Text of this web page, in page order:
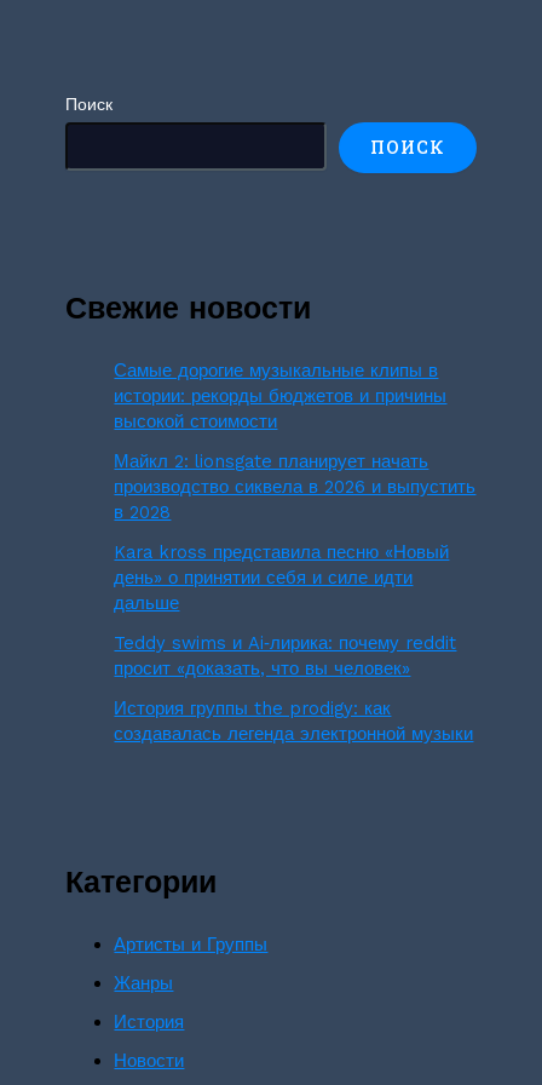
Поиск
ПОИСК
Свежие новости
Самые дорогие музыкальные клипы в
истории: рекорды бюджетов и причины
высокой стоимости
Майкл 2: lionsgate планирует начать
производство сиквела в 2026 и выпустить
в 2028
Kara kross представила песню «Новый
день» о принятии себя и силе идти
дальше
Teddy swims и Ai‑лирика: почему reddit
просит «доказать, что вы человек»
История группы the prodigy: как
создавалась легенда электронной музыки
Категории
Артисты и Группы
Жанры
История
Новости